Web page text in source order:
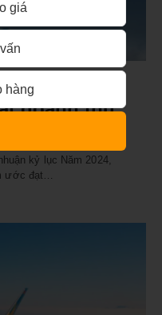
doanh thu,
kỷ lục Năm 2024,
ước đạt…
giá
hàng